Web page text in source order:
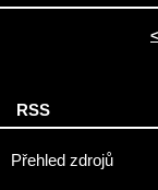
RSS
Přehled zdrojů